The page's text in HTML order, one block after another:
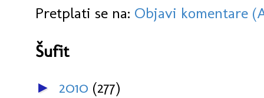
Pretplati se na: Objavi komentare
Šufit
► 2010 (277)